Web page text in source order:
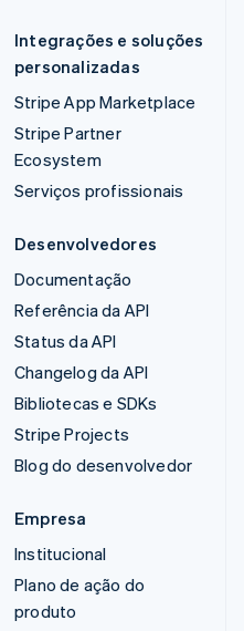
Integrações e soluções
personalizadas
Stripe App Marketplace
Stripe Partner
Ecosystem
Serviços profissionais
Desenvolvedores
Documentação
Referência da API
Status da API
Changelog da API
Bibliotecas e SDKs
Stripe Projects
Blog do desenvolvedor
Empresa
Institucional
Plano de ação do
produto